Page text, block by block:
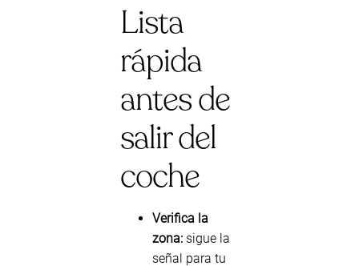
Lista
rápida
antes de
salir del
coche
Verifica la
zona: sigue la
señal para tu